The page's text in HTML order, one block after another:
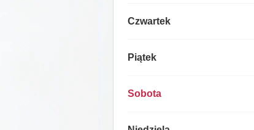
Czwartek
Piątek
Sobota